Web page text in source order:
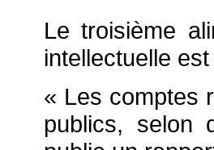
Le troisième
intellectuelle
« Les comptes
publics, selon